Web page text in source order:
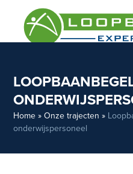
content
Home »Onze trajecten »
onderwijspersoneel